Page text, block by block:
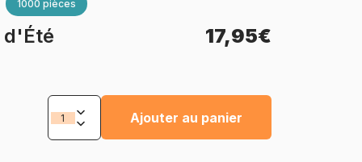
1000 pièces
d'Été 17,95€
Ajouter au panier